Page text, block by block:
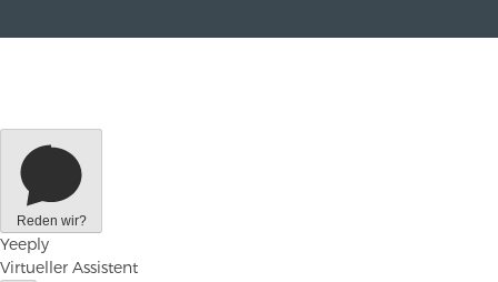
Reden wir?
Yeeply
Virtueller Assistent